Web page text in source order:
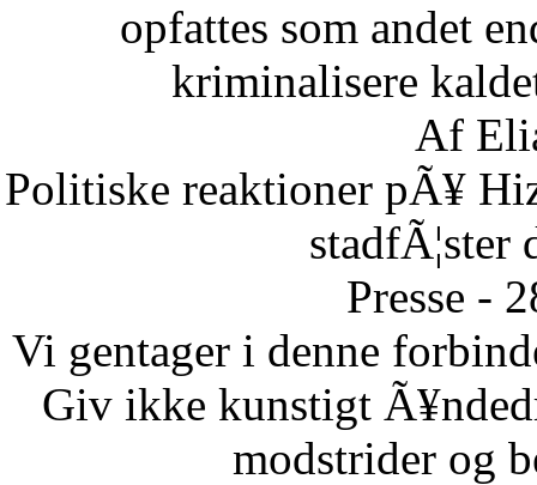
opfattes som andet
kriminalisere
Af
Politiske reaktioner pÃ¥
Presse -
Vi gentager i denne
Giv ikke kunstigt
modstrider og